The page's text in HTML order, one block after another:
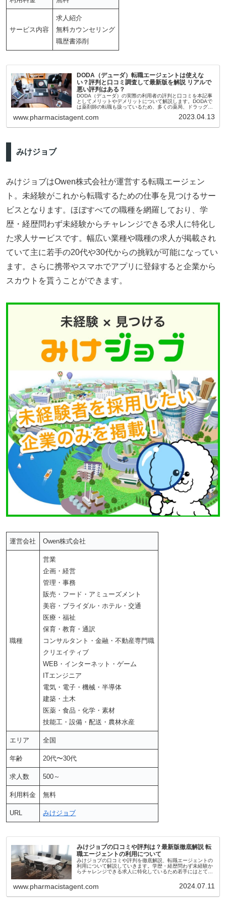
サービス内容
求人紹介
無料カウンセリング
職歴書添削
DODA（デューダ）転職エージェントは使えな
い？評判と口コミ調査して最新版を解説 リアルで
悪い評判はある？
DODA（デューダ）の実際の利用者の評判と口コミを本記事
としてメリットやデメリットについて解説します。DODAで
は薬剤師の転職も扱っているため、多くの薬局、ドラッグス
企業も多いため、製薬業界への転職も狙うことが可能になっ
www.pharmacistagent.com 2023.04.13
みけジョブ
みけジョブはOwen株式会社が運営する転職エージェン
ト。未経験がこれから転職するための仕事を見つけるサー
ビスとなります。ほぼすべての職種を網羅しており、学
歴・経歴問わず未経験からチャレンジできる求人に特化し
た求人サービスです。幅広い業種や職種の求人が掲載され
ていて主に若手の20代や30代からの挑戦が可能になってい
ます。さらに携帯やスマホでアプリに登録すると企業から
スカウトを貰うことができます。
運営会社 Owen株式会社
職種
営業
企画・経営
管理・事務
販売・フード・アミューズメント
美容・ブライダル・ホテル・交通
医療・福祉
保育・教育・通訳
コンサルタント・金融・不動産専門職
クリエイティブ
WEB・インターネット・ゲーム
ITエンジニア
電気・電子・機械・半導体
建築・土木
医薬・食品・化学・素材
技能工・設備・配送・農林水産
エリア 全国
年齢 20代〜30代
求人数 500～
利用料金 無料
URL みけジョブ
みけジョブの口コミや評判は？最新版徹底解説 転
職エージェントの利用について
みけジョブの口コミや評判を徹底解説、転職エージェントの
利用について解説していきます。学歴・経歴問わず未経験か
らチャレンジできる求人に特化しているため若手にはとても
可能で入社後研修などが充実している企業が豊富にありま
す。
www.pharmacistagent.com 2024.07.11